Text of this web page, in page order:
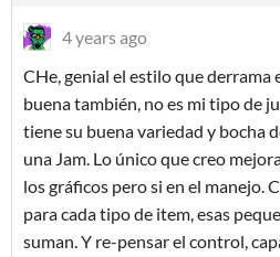
4 years ago
CHe, genial el estilo que derrama
buena también, no es mi tipo de
tiene su buena variedad y bocha
una Jam. Lo único que creo
los gráficos pero si en el manejo.
para cada tipo de item, esas
suman. Y re-pensar el control,